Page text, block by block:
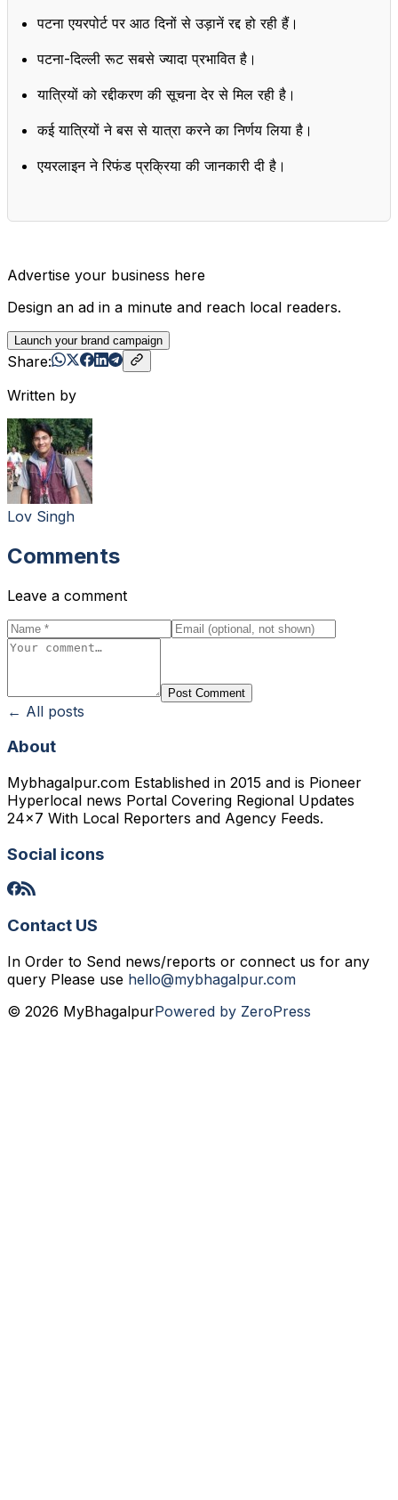
पटना एयरपोर्ट पर आठ दिनों से उड़ानें रद्द हो रही हैं।
पटना-दिल्ली रूट सबसे ज्यादा प्रभावित है।
यात्रियों को रद्दीकरण की सूचना देर से मिल रही है।
कई यात्रियों ने बस से यात्रा करने का निर्णय लिया है।
एयरलाइन ने रिफंड प्रक्रिया की जानकारी दी है।
Advertise your business here
Design an ad in a minute and reach local readers.
Launch your brand campaign
Share:
Written by
Lov Singh
Comments
Leave a comment
Post Comment
← All posts
About
Mybhagalpur.com Established in 2015 and is Pioneer
Hyperlocal news Portal Covering Regional Updates
24x7 With Local Reporters and Agency Feeds.
Social icons
Contact US
In Order to Send news/reports or connect us for any
query Please use hello@mybhagalpur.com
© 2026 MyBhagalpurPowered by ZeroPress